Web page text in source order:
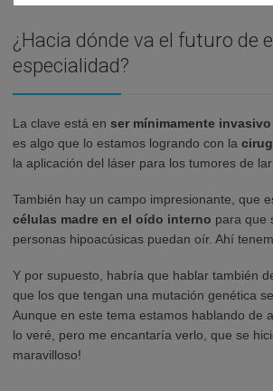
¿Hacia dónde va el futuro de
especialidad?
La clave está en ser mínimamente invasivo
es algo que lo estamos logrando con la
la aplicación del láser para los tumores de
También hay un campo impresionante, que
células madre en el oído interno para que
personas hipoacúsicas puedan oír. Ahí
Y por supuesto, habría que hablar también
que los que tengan una mutación genética
Aunque en este tema estamos hablando de
lo veré, pero me encantaría verlo, que se
maravilloso!